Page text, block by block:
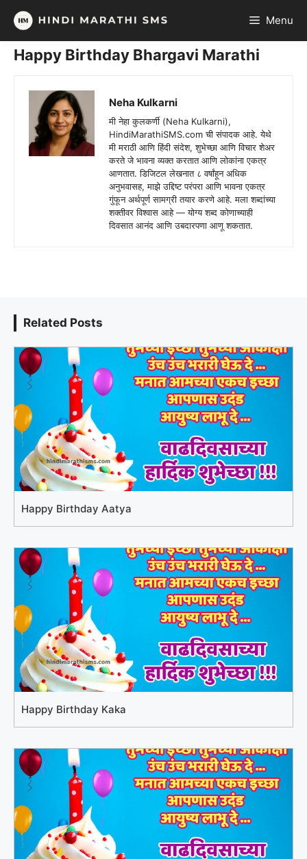
Skip
content
Menu
Happy Birthday Bhargavi Marathi
Neha Kulkarni
मी नेहा कुलकर्णी (Neha Kulkarni),
HindiMarathiSMS.com ची संपादक आहे. येथे
मी मराठी आणि हिंदी संदेश, शुभेच्छा आणि विचार शेअर
करते जे भावना व्यक्त करतात आणि लोकांना एकत्र
आणतात. डिजिटल लेखनात ८ वर्षांहून अधिक
अनुभवासह, माझे उद्दिष्ट परंपरा आणि भावना एकत्र
गुंफून अर्थपूर्ण सामग्री तयार करणे आहे. मला शब्दांच्या
शक्तीवर विश्वास आहे — योग्य शब्द कोणाच्याही
दिवसात आनंद आणि उबदारपणा आणू शकतात.
Related Posts
Happy Birthday Aatya
Happy Birthday Kaka